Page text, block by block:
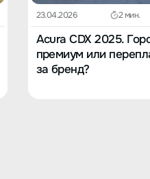
23.04.2026 2 мин.
Acura CDX 2025.
премиум или
за бренд?